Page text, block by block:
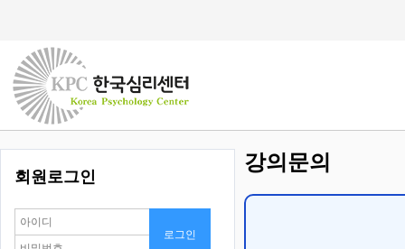
회원로그인
강의문의